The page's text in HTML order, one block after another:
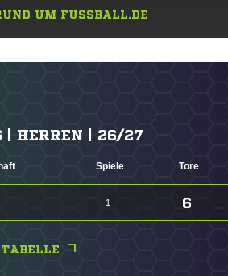
UM FUSSBALL.DE
| HERREN | 26/27
Spiele Tore
1 6